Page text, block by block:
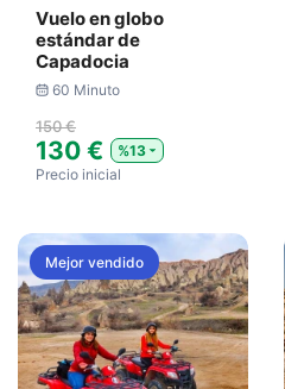
Vuelo en globo
estándar de
Capadocia
60 Minuto
150 €
130 €
%13
Precio inicial
Mejor vendido